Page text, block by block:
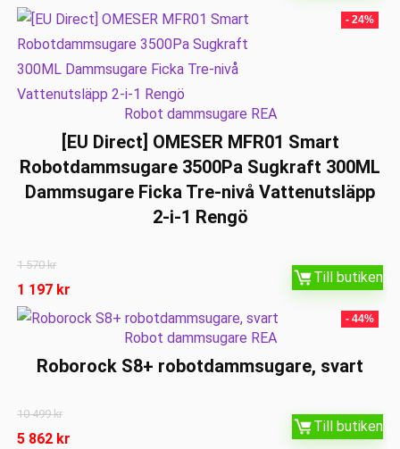
- 24%
Robot dammsugare REA
[EU Direct] OMESER MFR01 Smart
Robotdammsugare 3500Pa Sugkraft 300ML
Dammsugare Ficka Tre-nivå Vattenutsläpp
2-i-1 Rengö
1 570kr
1 197 kr
Till butiken
- 44%
Robot dammsugare REA
Roborock S8+ robotdammsugare, svart
10 499kr
5 862 kr
Till butiken